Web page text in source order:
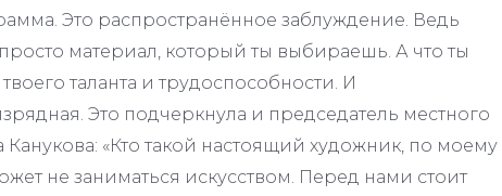
Это распространённое заблуждение. Ведь
материал, который ты выбираешь. А что ты
таланта и трудоспособности. И
Это подчеркнула и председатель местного
«Кто такой настоящий художник, по моему
не заниматься искусством. Перед нами стоит